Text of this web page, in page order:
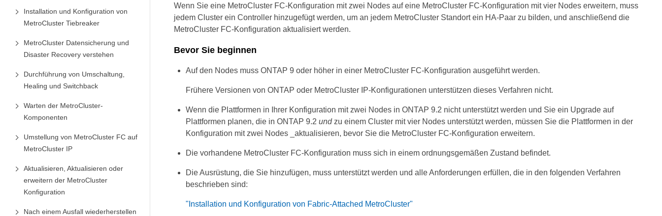
Installation und Konfiguration von
MetroCluster Tiebreaker
MetroCluster Datensicherung und
Disaster Recovery verstehen
Durchführung von Umschaltung,
Healing und Switchback
Warten der MetroCluster-
Komponenten
Umstellung von MetroCluster FC auf
MetroCluster IP
Aktualisieren, Aktualisieren oder
erweitern der MetroCluster
Konfiguration
Nach einem Ausfall wiederherstellen
Wenn Sie eine MetroCluster FC-Konfiguration mit zwei Nodes auf eine MetroCluster FC-Konfiguration mit vier Nodes erweitern, muss
jedem Cluster ein Controller hinzugefügt werden, um an jedem MetroCluster Standort ein HA-Paar zu bilden, und anschließend die
MetroCluster FC-Konfiguration aktualisiert werden.
Bevor Sie beginnen
Auf den Nodes muss ONTAP 9 oder höher in einer MetroCluster FC-Konfiguration ausgeführt werden.
Frühere Versionen von ONTAP oder MetroCluster IP-Konfigurationen unterstützen dieses Verfahren nicht.
Wenn die Plattformen in Ihrer Konfiguration mit zwei Nodes in ONTAP 9.2 nicht unterstützt werden und Sie ein Upgrade auf
Plattformen planen, die in ONTAP 9.2 undzu einem Cluster mit vier Nodes unterstützt werden, müssen Sie die Plattformen in der
Konfiguration mit zwei Nodes _aktualisieren, bevor Sie die MetroCluster FC-Konfiguration erweitern.
Die vorhandene MetroCluster FC-Konfiguration muss sich in einem ordnungsgemäßen Zustand befindet.
Die Ausrüstung, die Sie hinzufügen, muss unterstützt werden und alle Anforderungen erfüllen, die in den folgenden Verfahren
beschrieben sind:
"Installation und Konfiguration von Fabric-Attached MetroCluster"